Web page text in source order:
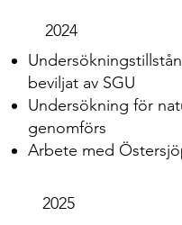
2024
beviljat av SGU
Undersökning för
genomförs
Arbete med
2025